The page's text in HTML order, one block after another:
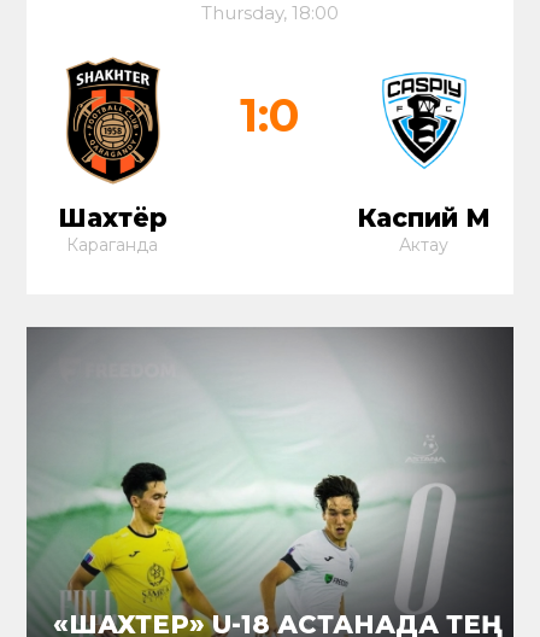
Thursday, 18:00
Шахтёр
Караганда
1:0
Каспий М
Актау
«ШАХТЕР» U-18 АСТАНАДА ТЕҢ